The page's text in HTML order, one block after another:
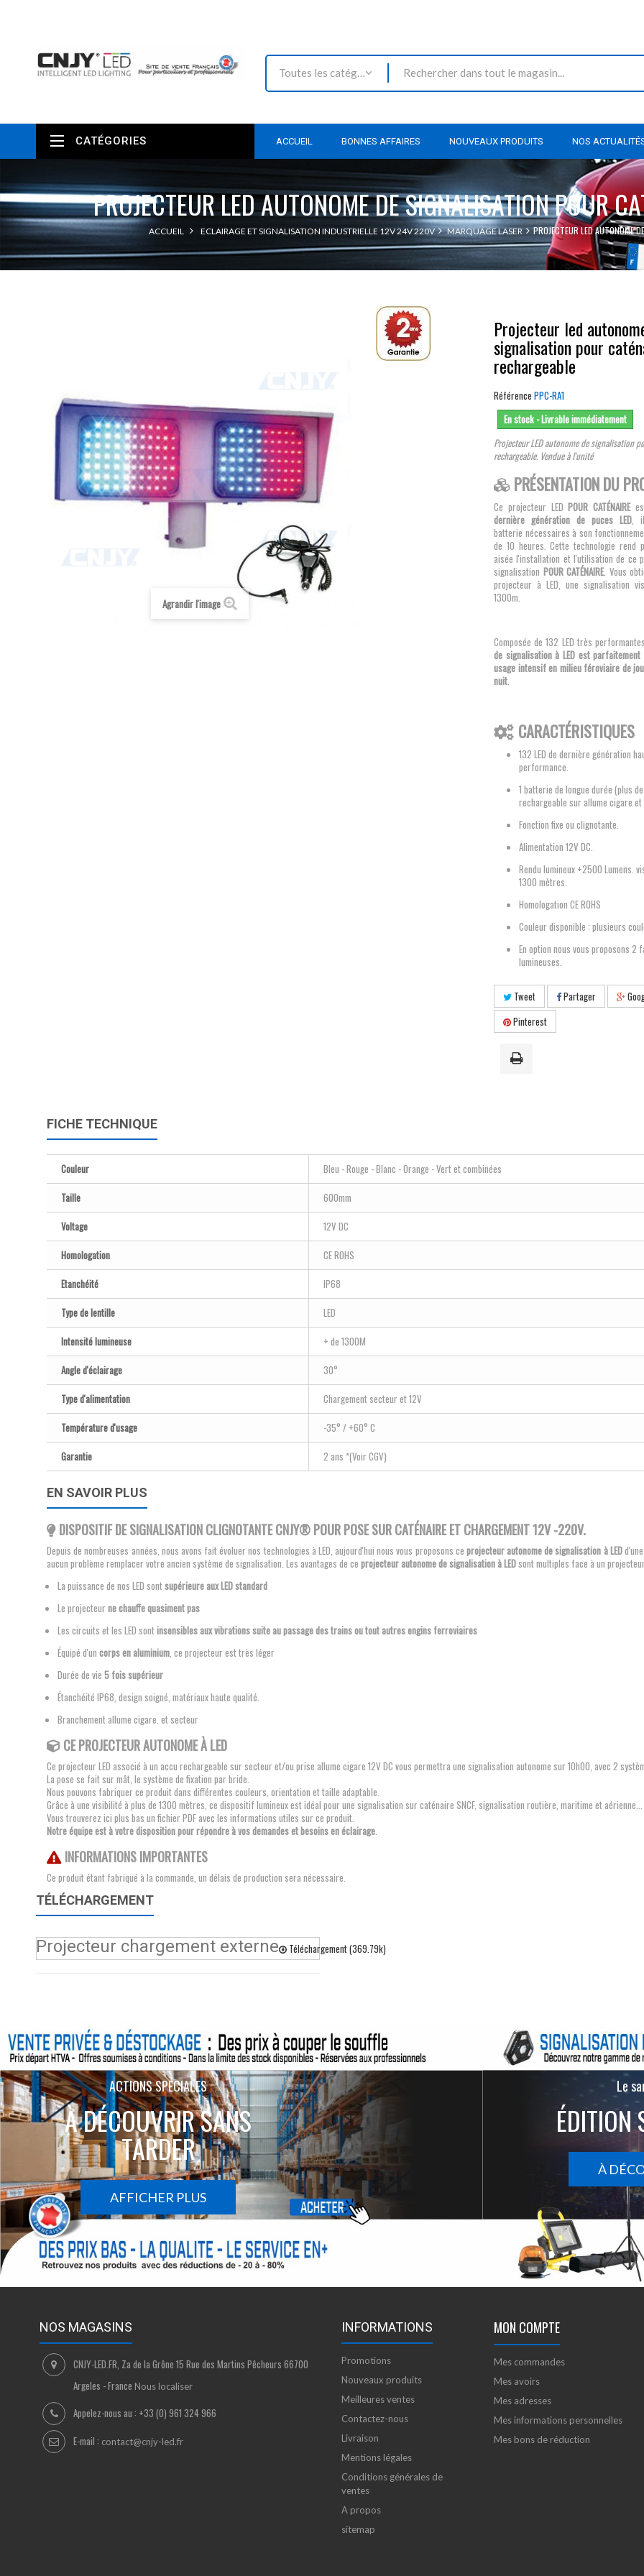
Toutes les catégories
ACCUEIL BONNES AFFAIRES NOUVEAUX PRODUITS NOS
CATÉGORIES
PROJECTEUR LED AUTONOME DE SIGNALISATION POUR
ACCUEIL ECLAIRAGE ET SIGNALISATION INDUSTRIELLE 12V 24V 220V MARQUAGE LASER PROJECTEUR LED AUTONOME
Agrandir l'image
Projecteur led
signalisation pour
rechargeable
Référence PPC-RA1
En stock - Livrable immédiatement
Projecteur LED autonome de signalisation
rechargeable. Vendue à l'unité
PRÉSENTATION DU
Ce projecteur LEDPOUR CATÉNAIRE
dernière génération de puces LED, il
batterie nécessaires à son
de 10 heures. Cette technologie rend
aisée l'installation et l'utilisation de ce
signalisation POUR CATÉNAIRE. Vous
projecteur à LED, une signalisation
1300m.
Composée de 132 LED très
de signalisation à LED est
usage intensif en milieu féroviaire de
nuit.
CARACTÉRISTIQUES
132 LED de dernière génération
performance.
1 batterie de longue durée (plus
rechargeable sur allume cigare
Fonction fixe ou clignotante.
Alimentation 12V DC.
Rendu lumineux +2500 Lumens.
1300 mètres.
Homologation CE ROHS
Couleur disponible : plusieurs
En option nous vous proposons 2
lumineuses.
Tweet Partager
Pinterest
FICHE TECHNIQUE
Couleur
Bleu - Rouge - Blanc - Orange - Vert et combinées
Taille
600mm
Voltage
12V DC
Homologation
CE ROHS
Etanchéité
IP68
Type de lentille
LED
Intensité lumineuse
+ de 1300M
Angle d'éclairage
30°
Type d'alimentation
Chargement secteur et 12V
Température d'usage
-35° / +60° C
Garantie
2 ans *(Voir CGV)
EN SAVOIR PLUS
DISPOSITIF DE SIGNALISATION CLIGNOTANTE CNJY® POUR POSE SUR CATÉNAIRE ET CHARGEMENT 12V -220V.
Depuis de nombreuses années, nous avons fait évoluer nos technologies à LED, aujourd'hui nous vous proposons ce projecteur autonome de signalisation à LED
aucun problème remplacer votre ancien système de signalisation. Les avantages de ce projecteur autonome de signalisation à LEDsont multiples face à un
La puissance de nos LED sont supérieure aux LED standard
Le projecteur ne chauffe quasiment pas
Les circuits et les LED sont insensibles aux vibrations suite au passage des trains ou tout autres engins ferroviaires
Équipé d'un corps en aluminium, ce projecteur est très léger
Durée de vie 5 fois supérieur
Étanchéité IP68, design soigné, matériaux haute qualité.
Branchement allume cigare. et secteur
CEPROJECTEUR AUTONOME À LED
Ce projecteur LED associé à un accu rechargeable sur secteur et/ou prise allume cigare 12V DC vous permettra une signalisation autonome sur 10h00, avec 2
La pose se fait sur mât, le système de fixation par bride.
Nous pouvons fabriquer ce produit dans différentes couleurs, orientation et taille adaptable.
Grâce à une visibilité à plus de 1300 mètres, ce dispositif lumineux est idéal pour une signalisation sur caténaire SNCF, signalisation routière, maritime et aérienne...
Vous trouverez ici plus bas un fichier PDF avec les informations utiles sur ce produit.
Notre équipe est à votre disposition pour répondre à vos demandes et besoins en éclairage.
INFORMATIONS IMPORTANTES
Ce produit étant fabriqué à la commande, un délais de production sera nécessaire.
TÉLÉCHARGEMENT
Projecteur chargement externe Téléchargement (369.79k)
ACTIONS SPÉCIALES
À DÉCOUVRIR SANS
TARDER
AFFICHER PLUS
Le
ÉDITION
À
NOS MAGASINS
CNJY-LED.FR, Za de la Grône 15 Rue des Martins Pêcheurs 66700
Argeles - France Nous localiser
Appelez-nous au : +33 (0) 961 324 966
E-mail : contact@cnjy-led.fr
INFORMATIONS
Promotions
Nouveaux produits
Meilleures ventes
Contactez-nous
Livraison
Mentions légales
Conditions générales de
ventes
A propos
sitemap
MON COMPTE
Mes commandes
Mes avoirs
Mes adresses
Mes informations personnelles
Mes bons de réduction